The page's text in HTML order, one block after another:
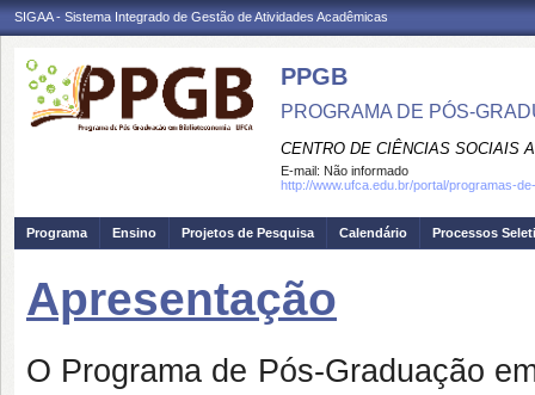
SIGAA - Sistema Integrado de Gestão de Atividades Acadêmicas
PPGB
PROGRAMA DE PÓS-
CENTRO DE CIÊNCIAS SOCIAIS
E-mail: Não informado
http://www.ufca.edu.br/portal/programas-
Programa Ensino Projetos de Pesquisa Calendário Processos
Apresentação
O Programa de Pós-Graduação